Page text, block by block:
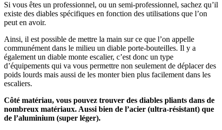
Si vous êtes un professionnel, ou un semi-professionnel, sachez qu’il
existe des diables spécifiques en fonction des utilisations que l’on
peut en avoir.
Ainsi, il est possible de mettre la main sur ce que l’on appelle
communément dans le milieu un diable porte-bouteilles. Il y a
également un diable monte escalier, c’est donc un type
d’équipements qui va vous permettre non seulement de déplacer des
poids lourds mais aussi de les monter bien plus facilement dans les
escaliers.
Côté matériau, vous pouvez trouver des diables pliants dans de
nombreux matériaux. Aussi bien de l’acier (ultra-résistant) que
de l’aluminium (super léger).